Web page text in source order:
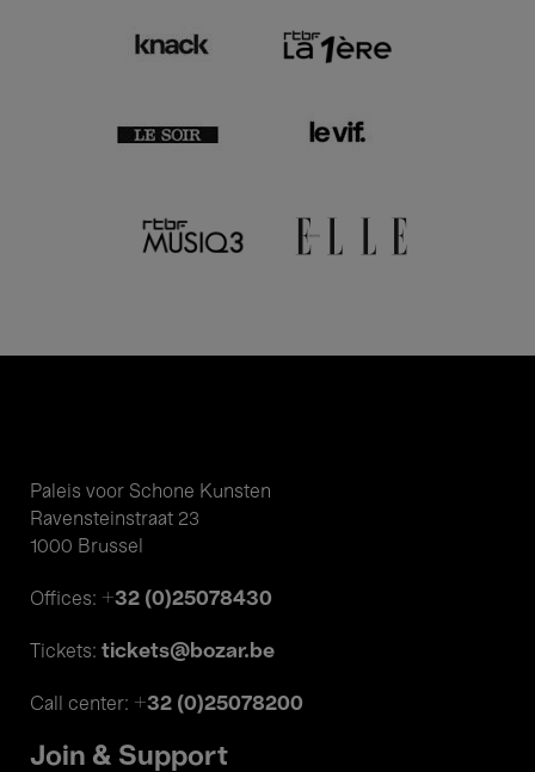
Paleis voor Schone Kunsten
Ravensteinstraat 23
1000 Brussel
Offices: +32 (0)25078430
Tickets: tickets@bozar.be
Call center: +32 (0)25078200
Join & Support